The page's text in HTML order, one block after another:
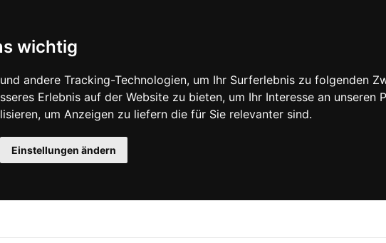
wichtig
andere Tracking-Technologien, um Ihr Surferlebnis zu folgenden
Erlebnis auf der Website zu bieten, um Ihr Interesse an unseren
, um Anzeigen zu liefern die für Sie relevanter sind.
Einstellungen ändern